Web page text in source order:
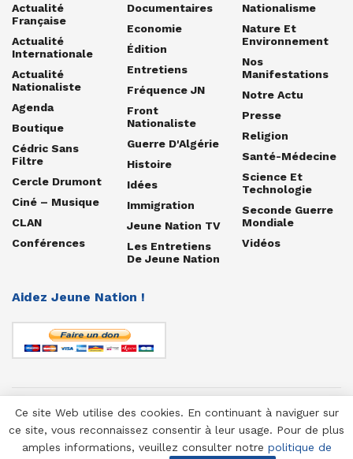
Actualité
Française
Actualité
Internationale
Actualité
Nationaliste
Agenda
Boutique
Cédric Sans
Filtre
Cercle Drumont
Ciné – Musique
CLAN
Conférences
Documentaires
Economie
Édition
Entretiens
Fréquence JN
Front
Nationaliste
Guerre D'Algérie
Histoire
Idées
Immigration
Jeune Nation TV
Les Entretiens
De Jeune Nation
Nationalisme
Nature Et
Environnement
Nos
Manifestations
Notre Actu
Presse
Religion
Santé-Médecine
Science Et
Technologie
Seconde Guerre
Mondiale
Vidéos
Aidez Jeune Nation !
© 1958-2025 Jeune Nation
Ce site Web utilise des cookies. En continuant à naviguer sur
ce site, vous reconnaissez consentir à leur usage. Pour de plus
amples informations, veuillez consulter notre politique de